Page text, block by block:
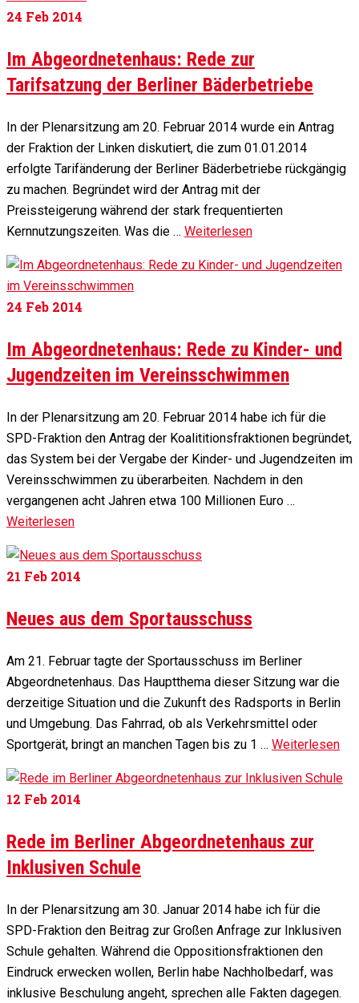
24 Feb 2014
Im Abgeordnetenhaus: Rede zur
Tarifsatzung der Berliner Bäderbetriebe
In der Plenarsitzung am 20. Februar 2014 wurde ein Antrag
der Fraktion der Linken diskutiert, die zum 01.01.2014
erfolgte Tarifänderung der Berliner Bäderbetriebe rückgängig
zu machen. Begründet wird der Antrag mit der
Preissteigerung während der stark frequentierten
Kernnutzungszeiten. Was die … Weiterlesen
24 Feb 2014
Im Abgeordnetenhaus: Rede zu Kinder- und
Jugendzeiten im Vereinsschwimmen
In der Plenarsitzung am 20. Februar 2014 habe ich für die
SPD-Fraktion den Antrag der Koalititionsfraktionen begründet,
das System bei der Vergabe der Kinder- und Jugendzeiten im
Vereinsschwimmen zu überarbeiten. Nachdem in den
vergangenen acht Jahren etwa 100 Millionen Euro …
Weiterlesen
21 Feb 2014
Neues aus dem Sportausschuss
Am 21. Februar tagte der Sportausschuss im Berliner
Abgeordnetenhaus. Das Hauptthema dieser Sitzung war die
derzeitige Situation und die Zukunft des Radsports in Berlin
und Umgebung. Das Fahrrad, ob als Verkehrsmittel oder
Sportgerät, bringt an manchen Tagen bis zu 1 … Weiterlesen
12 Feb 2014
Rede im Berliner Abgeordnetenhaus zur
Inklusiven Schule
In der Plenarsitzung am 30. Januar 2014 habe ich für die
SPD-Fraktion den Beitrag zur Großen Anfrage zur Inklusiven
Schule gehalten. Während die Oppositionsfraktionen den
Eindruck erwecken wollen, Berlin habe Nachholbedarf, was
inklusive Beschulung angeht, sprechen alle Fakten dagegen.